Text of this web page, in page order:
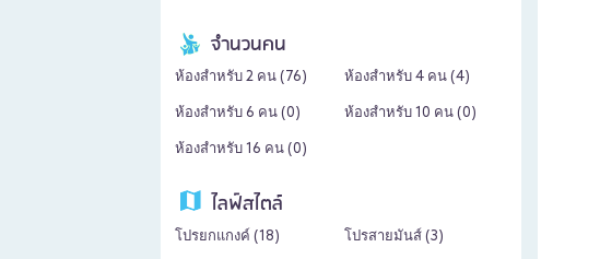
จำนวนคน
ห้องสำหรับ 2 คน ( 76) ห้องสำหรับ 4 คน (4)
ห้องสำหรับ 6 คน (0) ห้องสำหรับ 10 คน (0)
ห้องสำหรับ 16 คน (0)
ไลฟ์สไตล์
โปรยกแกงค์ (18) โปรสายมันส์ (3)